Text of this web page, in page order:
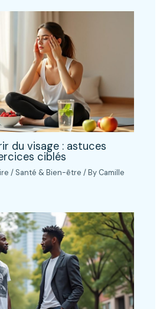
du visage : astuces
ciblés
/ Santé & Bien-être / By Camille